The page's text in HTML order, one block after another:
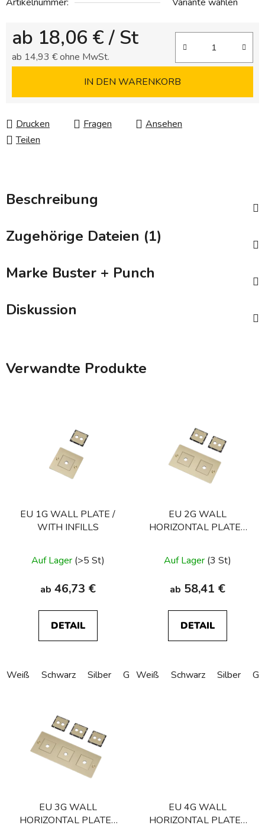
ab 18,06 € / St
ab 14,93 €ohne MwSt.
IN DEN WARENKORB
Drucken Fragen
Ansehen
Teilen
Beschreibung
Zugehörige Dateien (1)
Marke Buster + Punch
Diskussion
Verwandte Produkte
EU 1G WALL PLATE /
WITH INFILLS
Auf Lager (>5 St)
ab 46,73 €
DETAIL
Weiß Schwarz Silber Gold Bronze
EU 2G WALL
HORIZONTAL PLATE /
Auf Lager (3 St)
ab 58,41 €
DETAIL
Weiß Schwarz Silber
EU 3G WALL
HORIZONTAL PLATE /
EU 4G WALL
HORIZONTAL PLATE /